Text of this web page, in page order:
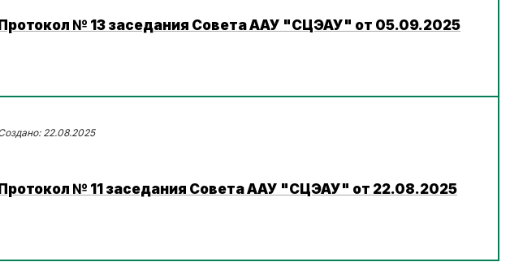
Протокол № 13 заседания Совета ААУ "СЦЭАУ" от 05.09.2025
22.08.2025
Протокол № 11 заседания Совета ААУ "СЦЭАУ" от 22.08.2025